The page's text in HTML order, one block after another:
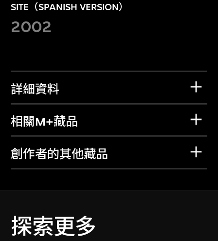
SITE（SPANISH VERSION）
2002
詳細資料
相關M+藏品
創作者的其他藏品
探索更多